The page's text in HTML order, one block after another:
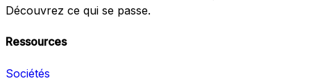
Découvrez ce qui se passe.
Ressources
Sociétés